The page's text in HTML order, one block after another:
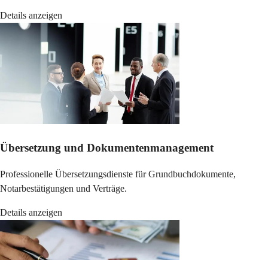
Details anzeigen
Übersetzung und Dokumentenmanagement
Professionelle Übersetzungsdienste für Grundbuchdokumente,
Notarbestätigungen und Verträge.
Details anzeigen